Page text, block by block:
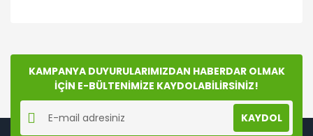
Yorum Yaz
formunu kullanarak tarafımıza iletebilirsiniz.
Görüş ve önerileriniz için teşekkür ederiz.
Ürün resmi kalitesiz, bozuk veya görüntülenemiyor.
Ürün açıklamasında eksik bilgiler bulunuyor.
KAMPANYA DUYURULARIMIZDAN HABERDAR OLMAK
İÇİN E-BÜLTENİMİZE KAYDOLABİLİRSİNİZ!
KAYDOL